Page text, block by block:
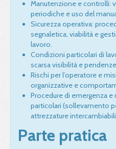
Manutenzione e controlli:
periodiche e uso del
Sicurezza operativa:
segnaletica, viabilità e
lavoro.
Condizioni particolari di
scarsa visibilità e
Rischi per l’operatore e
organizzative e
Procedure di emergenza
particolari (sollevamento
attrezzature
Parte pratica